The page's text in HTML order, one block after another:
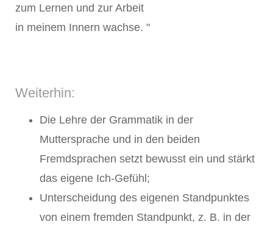
zum Lernen und zur Arbeit
in meinem Innern wachse. "
Weiterhin:
Die Lehre der Grammatik in der
Muttersprache und in den beiden
Fremdsprachen setzt bewusst ein und stärkt
das eigene Ich-Gefühl;
Unterscheidung des eigenen Standpunktes
von einem fremden Standpunkt, z. B. in der